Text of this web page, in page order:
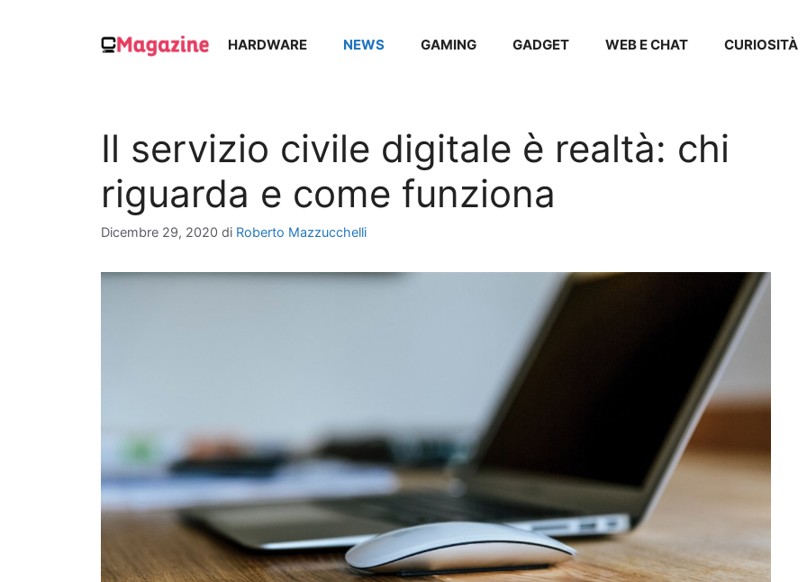
HARDWARE NEWS GAMING GADGET WEB E CHAT CURIOSITÀ
Il servizio civile digitale è realtà: chi
riguarda e come funziona
Dicembre 29, 2020 di Roberto Mazzucchelli